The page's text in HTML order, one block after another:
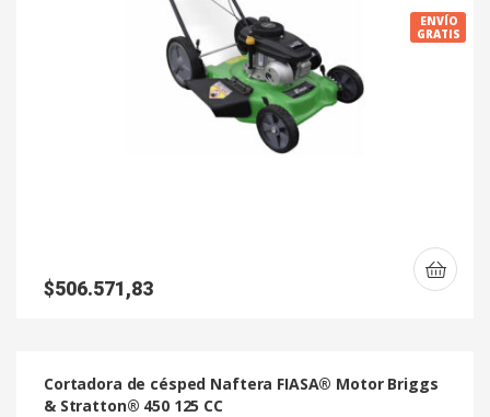
ENVÍO
GRATIS
$506.571,83
Cortadora de césped Naftera FIASA® Motor Briggs
& Stratton® 450 125 CC